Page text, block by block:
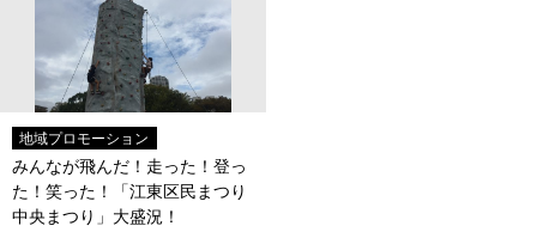
地域プロモーション
みんなが飛んだ！走った！登っ
た！笑った！「江東区民まつり
中央まつり」大盛況！